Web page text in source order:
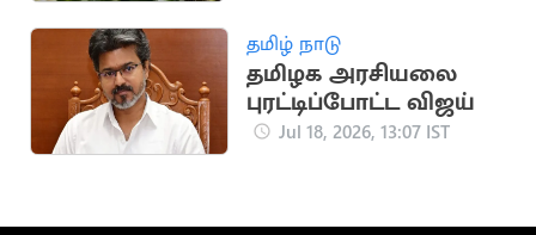
தமிழ் நாடு
தமிழக அரசியலை
புரட்டிப்போட்ட விஜய்
Jul 18, 2026, 13:07 IST